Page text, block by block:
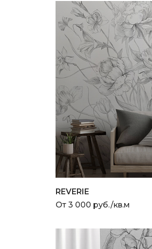
REVERIE
От 3 000 руб./кв.м